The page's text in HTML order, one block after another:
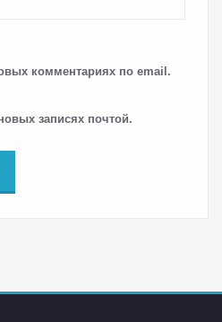
комментариях по email.
записях почтой.